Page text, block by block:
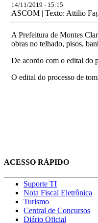
14/11/2019 - 15:15
ASCOM | Texto: Attilio
A Prefeitura de Montes
obras no telhado, pisos,
De acordo com o edital do
O edital do processo de
ACESSO RÁPIDO
Suporte TI
Nota Fiscal Eletrônica
Turismo
Central de Concursos
Diário Oficial